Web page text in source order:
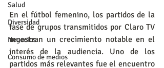
Salud
Diversidad
Negocios
Consumo de medios
En el fútbol femenino, los partidos de la
fase de grupos transmitidos por Claro TV
muestran un crecimiento notable en el
interés de la audiencia. Uno de los
partidos más relevantes fue el encuentro